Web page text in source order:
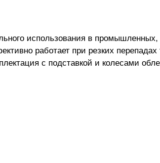
использования в
работает при резких
с подставкой и колесами